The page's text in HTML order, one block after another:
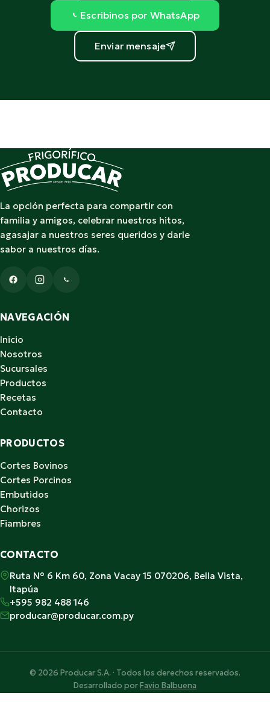
Escribinos por WhatsApp
Enviar mensaje
La opción perfecta para compartir con
familia y amigos, celebrar nuestros hitos,
agasajar a nuestros seres queridos y darle
sabor a nuestros días.
NAVEGACIÓN
Inicio
Nosotros
Sucursales
Productos
Recetas
Contacto
PRODUCTOS
Cortes Bovinos
Cortes Porcinos
Embutidos
Chorizos
Fiambres
CONTACTO
Ruta N° 6 Km 60, Zona Vacay 15 070206, Bella Vista,
Itapúa
+595 982 488 146
producar@producar.com.py
© 2026 Producar S.A. · Todos los derechos reservados.
Desarrollado porFavio Balbuena